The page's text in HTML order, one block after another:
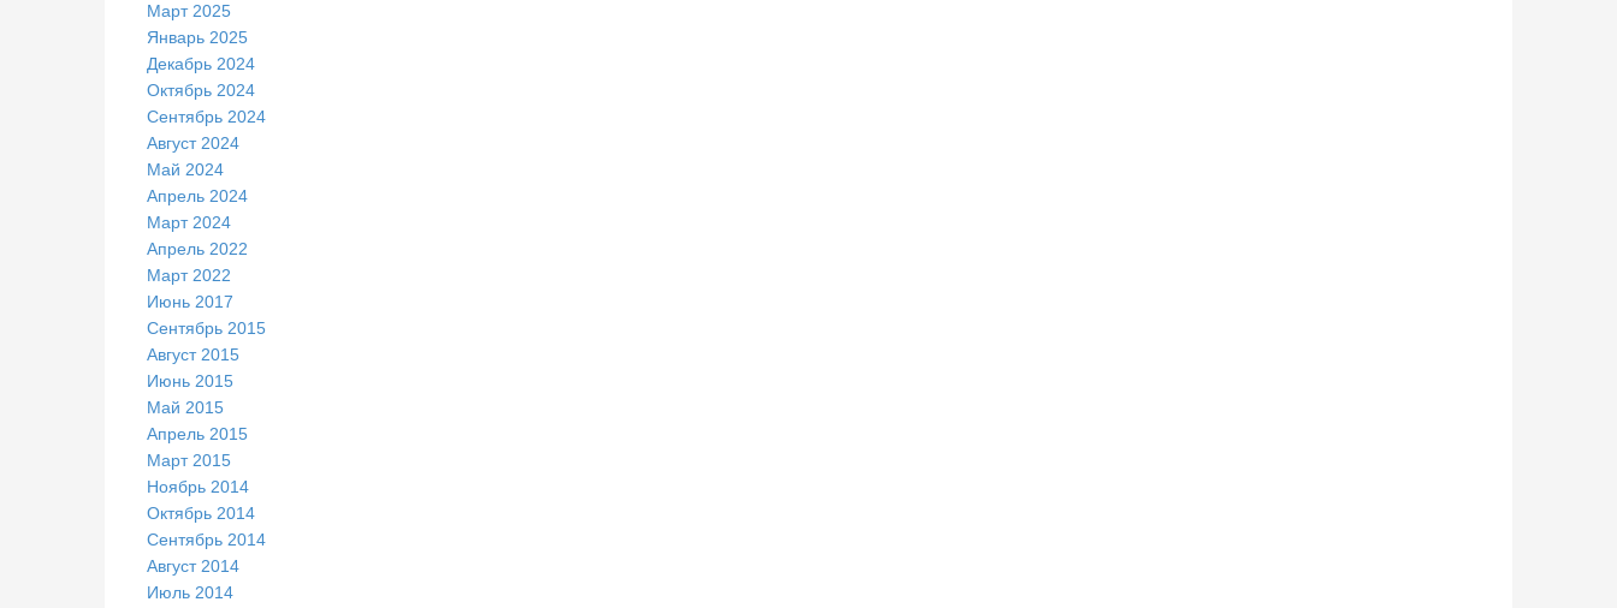
Март 2025
Январь 2025
Декабрь 2024
Октябрь 2024
Сентябрь 2024
Август 2024
Май 2024
Апрель 2024
Март 2024
Апрель 2022
Март 2022
Июнь 2017
Сентябрь 2015
Август 2015
Июнь 2015
Май 2015
Апрель 2015
Март 2015
Ноябрь 2014
Октябрь 2014
Сентябрь 2014
Август 2014
Июль 2014